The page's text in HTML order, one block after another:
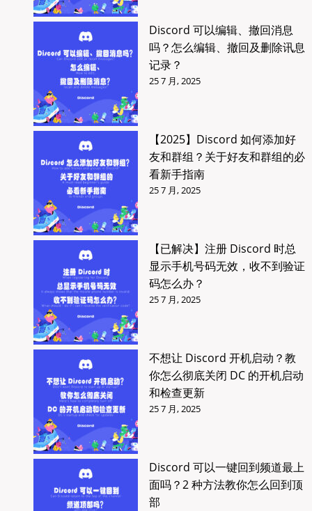
Discord 可以编辑、撤回消息
吗？怎么编辑、撤回及删除讯息
记录？
25 7 月, 2025
【2025】Discord 如何添加好
友和群组？关于好友和群组的必
看新手指南
25 7 月, 2025
【已解决】注册 Discord 时总
显示手机号码无效，收不到验证
码怎么办？
25 7 月, 2025
不想让 Discord 开机启动？教
你怎么彻底关闭 DC 的开机启动
和检查更新
25 7 月, 2025
Discord 可以一键回到频道最上
面吗？2 种方法教你怎么回到顶
部